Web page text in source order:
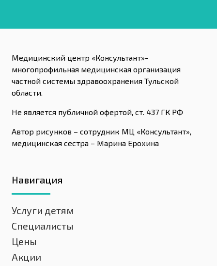
Медицинский центр «Консультант»-
многопрофильная медицинская организация
частной системы здравоохранения Тульской
области.
Не является публичной офертой, ст. 437 ГК РФ
Автор рисунков – сотрудник МЦ «Консультант»,
медицинская сестра – Марина Ерохина
Навигация
Услуги детям
Специалисты
Цены
Акции